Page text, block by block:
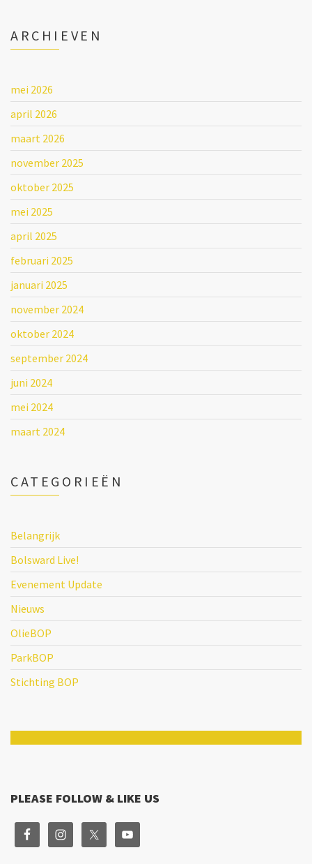
ARCHIEVEN
mei 2026
april 2026
maart 2026
november 2025
oktober 2025
mei 2025
april 2025
februari 2025
januari 2025
november 2024
oktober 2024
september 2024
juni 2024
mei 2024
maart 2024
CATEGORIEËN
Belangrijk
Bolsward Live!
Evenement Update
Nieuws
OlieBOP
ParkBOP
Stichting BOP
PLEASE FOLLOW & LIKE US